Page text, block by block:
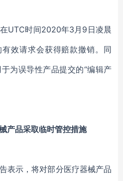
UTC时间2020年3月9日凌晨
效请求会获得赔款撤销。同
为误导性产品提交的“编辑产
产品采取临时管控措施
表示，将对部分医疗器械产品